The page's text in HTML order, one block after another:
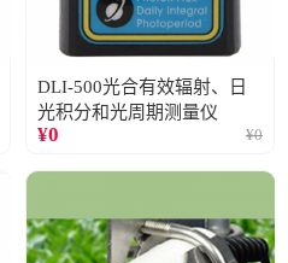
DLI-500光合有效辐射、日
光积分和光周期测量仪
¥0 ¥0